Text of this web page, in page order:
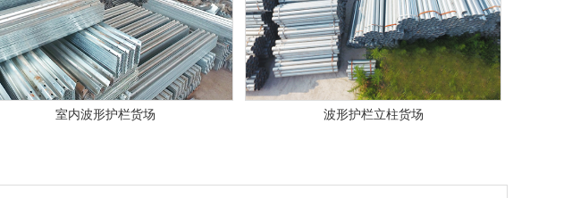
室内波形护栏货场 波形护栏立柱货场